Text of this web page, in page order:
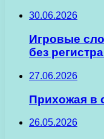
30.06.2026
Игровые
без
27.06.2026
Прихожая в
26.05.2026